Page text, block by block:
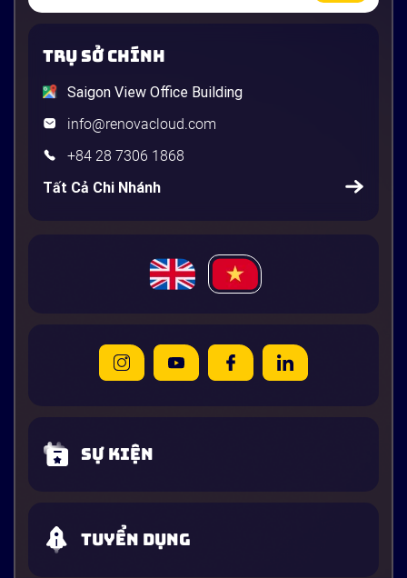
TRỤ SỞ CHÍNH
Saigon View Office Building
info@renovacloud.com
+84 28 7306 1868
Tất Cả Chi Nhánh
Sự kiện
Tuyển dụng